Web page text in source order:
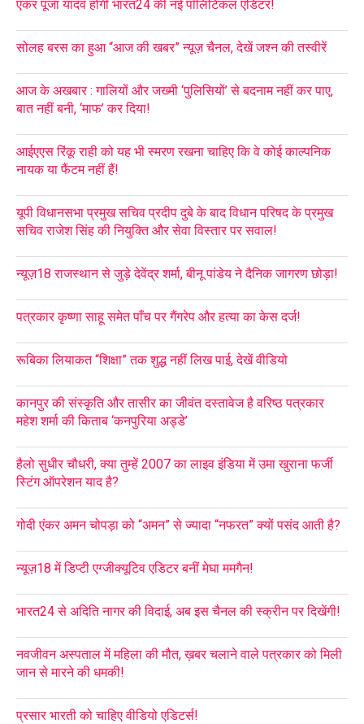
एंकर पूजा यादव होंगी भारत24 की नई पॉलिटिकल एडिटर!
सोलह बरस का हुआ “आज की खबर” न्यूज़ चैनल, देखें जश्न की तस्वीरें
आज के अखबार : गालियों और जख्मी ‘पुलिसियों’ से बदनाम नहीं कर पाए,
बात नहीं बनी, ‘माफ’ कर दिया!
आईएएस रिंकू राही को यह भी स्मरण रखना चाहिए कि वे कोई काल्पनिक
नायक या फैंटम नहीं हैं!
यूपी विधानसभा प्रमुख सचिव प्रदीप दुबे के बाद विधान परिषद के प्रमुख
सचिव राजेश सिंह की नियुक्ति और सेवा विस्तार पर सवाल!
न्यूज़18 राजस्थान से जुड़े देवेंद्र शर्मा, बीनू पांडेय ने दैनिक जागरण छोड़ा!
पत्रकार कृष्णा साहू समेत पाँच पर गैंगरेप और हत्या का केस दर्ज!
रूबिका लियाकत “शिक्षा” तक शुद्ध नहीं लिख पाई, देखें वीडियो
कानपुर की संस्कृति और तासीर का जीवंत दस्तावेज है वरिष्ठ पत्रकार
महेश शर्मा की किताब ‘कनपुरिया अड्डे’
हैलो सुधीर चौधरी, क्या तुम्हें 2007 का लाइव इंडिया में उमा खुराना फर्जी
स्टिंग ऑपरेशन याद है?
गोदी एंकर अमन चोपड़ा को “अमन” से ज्यादा “नफरत” क्यों पसंद आती है?
न्यूज़18 में डिप्टी एग्जीक्यूटिव एडिटर बनीं मेघा ममगैन!
भारत24 से अदिति नागर की विदाई, अब इस चैनल की स्क्रीन पर दिखेंगी!
नवजीवन अस्पताल में महिला की मौत, ख़बर चलाने वाले पत्रकार को मिली
जान से मारने की धमकी!
प्रसार भारती को चाहिए वीडियो एडिटर्स!